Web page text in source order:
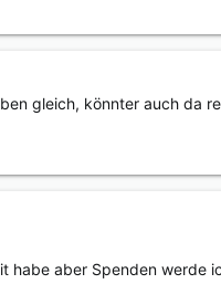
gleich, könnter auch da
habe aber Spenden werde